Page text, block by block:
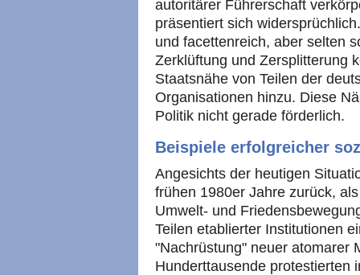
autoritärer Führerschaft
präsentiert sich
und facettenreich, aber selten
Zerklüftung und Zersplitterung
Staatsnähe von Teilen der
Organisationen hinzu. Diese
Politik nicht gerade förderlich.
Beispiele erfolgreicher
Angesichts der heutigen
frühen 1980er Jahre zurück,
Umwelt- und
Teilen etablierter Institutionen
"Nachrüstung" neuer atomarer
Hunderttausende protestierten